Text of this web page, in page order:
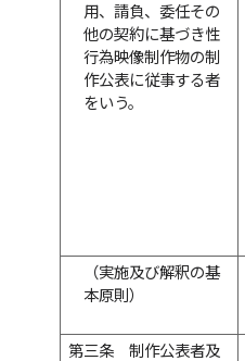
用、請負、委任その
他の契約に基づき性
行為映像制作物の制
作公表に従事する者
をいう。
（実施及び解釈の基
本原則）
第三条
制作公表者及